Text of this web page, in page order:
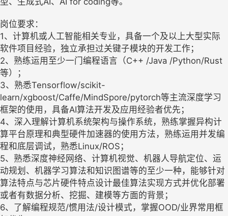
岗位要求：
1、计算机或人工智能相关专业，具备一个及以上大型实际
软件项目经验，独立承担过关键子模块的开发工作；
2、熟练运用至少一门编程语言（C++ /Java /Python/Rust
等）；
3、熟悉Tensorflow/scikit-
learn/xgboost/Caffe/MindSpore/pytorch等主流深度学习
框架的使用，具备AI算法开发及应用经验者优先；
4、深入理解计算机系统架构与操作系统，熟练掌握异构计
算平台原理和典型硬件加速器的使用方法，熟练运用并发编
程和底层调试，熟悉Linux/ROS；
5、熟悉深度神经网络、计算机视觉、机器人导航定位、运
动规划、机器学习算法和知识图谱等的至少一种，能够针对
算法特点与芯片硬件特点设计最佳算法实现方式并优化部署
或者有数据分析、挖掘、建模等方面的背景；
6、了解编程规范/惯用法/设计模式，掌握OOD/业界常用框